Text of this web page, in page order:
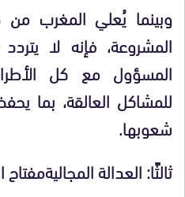
وبينما يُعلي المغرب
المشروعة، فإنه لا
المسؤول مع كل
للمشاكل العالقة، بما
شعوبها.
ثالثًا: العدالة